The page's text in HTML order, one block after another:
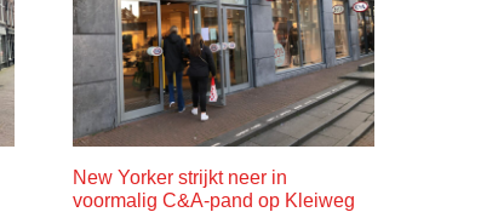
New Yorker strijkt neer in
voormalig C&A-pand op Kleiweg